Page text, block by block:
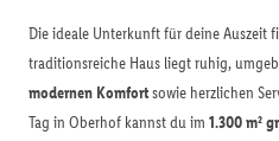
Die ideale Unterkunft für deine Auszeit
traditionsreiche Haus liegt ruhig,
modernen Komfortsowie herzlichen
Tag in Oberhof kannst du im 1.300 m²